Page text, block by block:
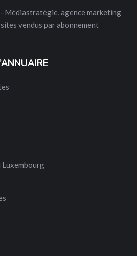
Médiastratégie, agence marketing
vendus par abonnement